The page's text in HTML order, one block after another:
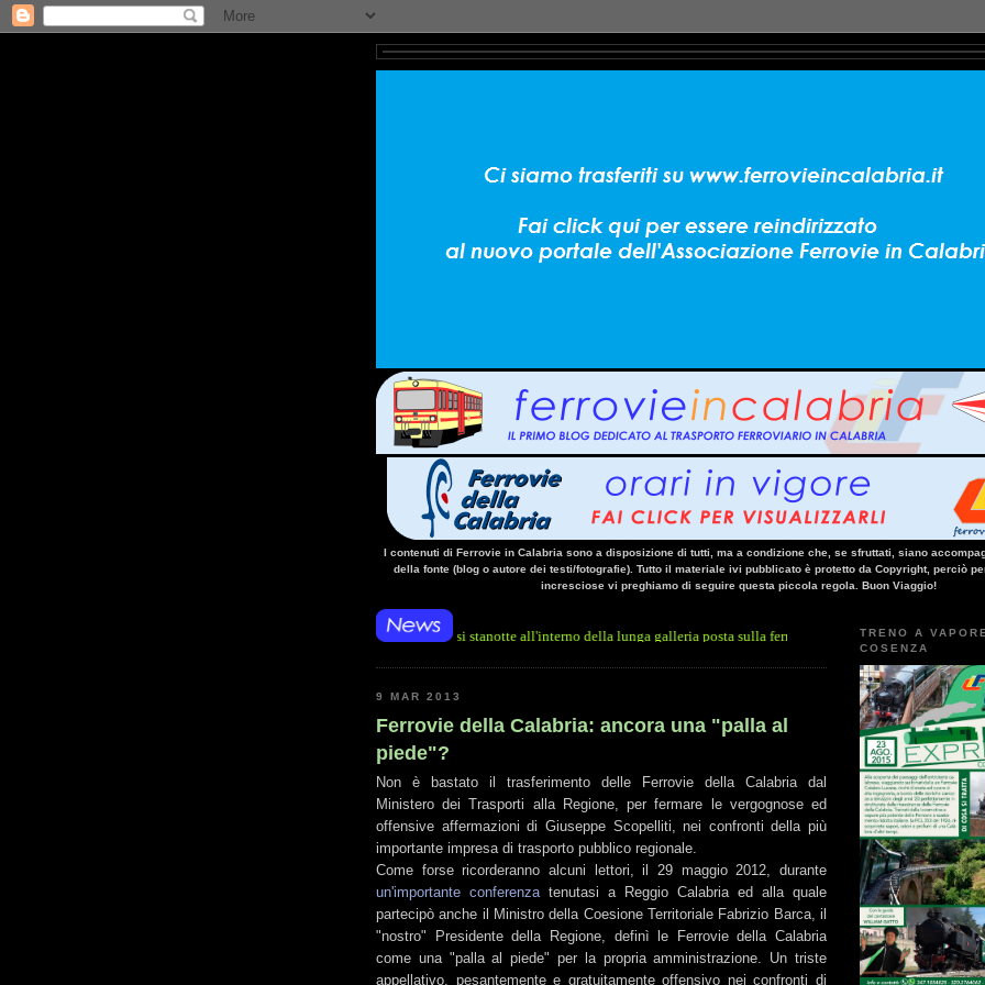
I contenuti di Ferrovie in Calabria sono a disposizione di tutti, ma a condizione che, se sfruttati, siano
della fonte (blog o autore dei testi/fotografie). Tutto il materiale ivi pubblicato è protetto da Copyright, perciò
incresciose vi preghiamo di seguire questa piccola regola. Buon Viaggio!
Santomarco: si è trattato della simulazione di criticità, tenutasi stanotte all'interno della lunga galleria posta sulla ferrovia Paola - Cosenza. Qui la news di ANSA
9 MAR 2013
Ferrovie della Calabria: ancora una "palla al
piede"?
Non è bastato il trasferimento delle Ferrovie della Calabria dal
Ministero dei Trasporti alla Regione, per fermare le vergognose ed
offensive affermazioni di Giuseppe Scopelliti, nei confronti della più
importante impresa di trasporto pubblico regionale.
Come forse ricorderanno alcuni lettori, il 29 maggio 2012, durante
un'importante conferenza tenutasi a Reggio Calabria ed alla quale
partecipò anche il Ministro della Coesione Territoriale Fabrizio Barca, il
"nostro" Presidente della Regione, definì le Ferrovie della Calabria
come una "palla al piede" per la propria amministrazione. Un triste
appellativo, pesantemente e gratuitamente offensivo nei confronti di
TRENO A
COSENZA